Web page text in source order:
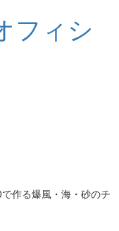
フィシ
作る爆風・海・砂のチ